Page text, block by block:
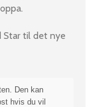
Star til det nye
Den kan
hvis du vil